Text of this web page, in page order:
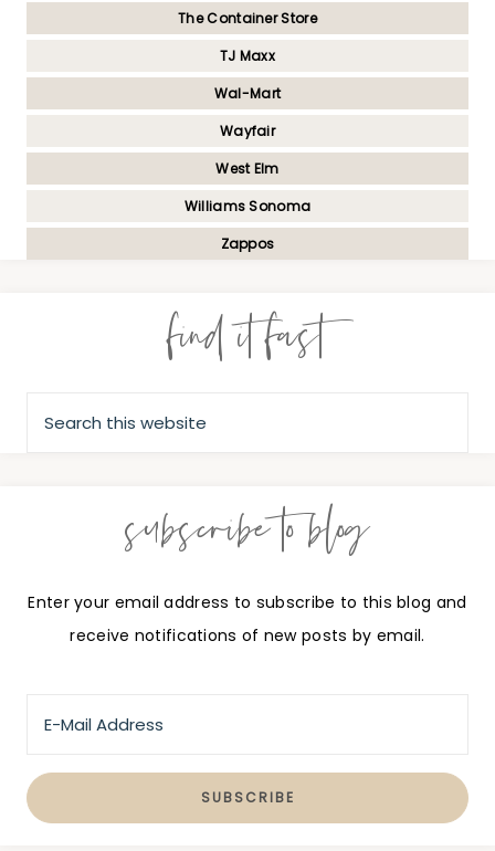
The Container Store
TJ Maxx
Wal-Mart
Wayfair
West Elm
Williams Sonoma
Zappos
find it fast
subscribe to blog
Enter your email address to subscribe to this blog and
receive notifications of new posts by email.